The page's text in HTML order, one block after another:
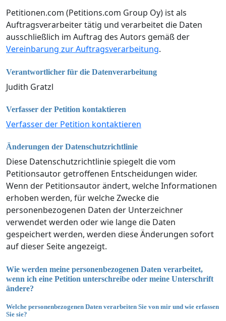
Petitionen.com (Petitions.com Group Oy) ist als
Auftragsverarbeiter tätig und verarbeitet die Daten
ausschließlich im Auftrag des Autors gemäß der
Vereinbarung zur Auftragsverarbeitung.
Verantwortlicher für die Datenverarbeitung
Judith Gratzl
Verfasser der Petition kontaktieren
Verfasser der Petition kontaktieren
Änderungen der Datenschutzrichtlinie
Diese Datenschutzrichtlinie spiegelt die vom
Petitionsautor getroffenen Entscheidungen wider.
Wenn der Petitionsautor ändert, welche Informationen
erhoben werden, für welche Zwecke die
personenbezogenen Daten der Unterzeichner
verwendet werden oder wie lange die Daten
gespeichert werden, werden diese Änderungen sofort
auf dieser Seite angezeigt.
Wie werden meine personenbezogenen Daten verarbeitet,
wenn ich eine Petition unterschreibe oder meine Unterschrift
ändere?
Welche personenbezogenen Daten verarbeiten Sie von mir und wie erfassen
Sie sie?